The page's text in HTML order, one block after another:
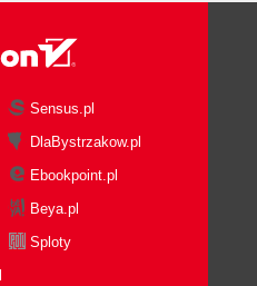
Sensus.pl
DlaBystrzakow.pl
Ebookpoint.pl
Beya.pl
Sploty